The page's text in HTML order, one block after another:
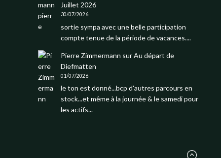
Juillet 2026
30/07/2026
sortie sympa avec une belle participation
compte tenue de la période de vacances....
Pierre Zimmermann surAu départ de
Diefmatten
01/07/2026
le ton est donné...bcp d'autres parcours en
stock...et même à la journée & le samedi pour
les actifs...